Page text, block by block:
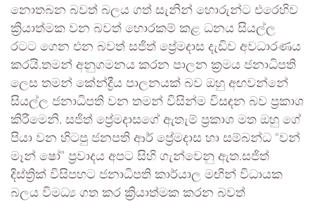
නොතබන බවත් බලය ගත් සැනින් හොරුන්ට එරෙහිව
ක්‍රියාත්මක වන බවත් හොරකම් කළ ධනය සියල්ල
රටට ගෙන එන බවත් සජිත් ප්‍රේමදාස දැඩිව අවධාරණය
කරයි.තමන් අනුගමනය කරන පාලන ක්‍රමය ජනාධිපති
ලෙස තමන් කේන්ද්‍රීය පාලනයක් බව ඔහු අඟවන්නේ
සියල්ල ජනාධිපති වන තමන් විසින්ම විසඳන බව ප්‍රකාශ
කිරීමෙනි. සජිත් ප්‍රේමදාසගේ ඇතැම් ප්‍රකාශ මත ඔහු ගේ
පියා වන හිටපු ජනපති ආර් ප්‍රේමදාස හා සම්බන්ධ “වන්
මෑන් ෂෝ” ප්‍රවාදය අපට සිහි ගැන්වෙනු ඇත.සජිත්
දිස්ත්‍රික් විසිපහට ජනාධිපති කාර්යාල මඟින් විධායක
බලය විමධ්‍ය ගත කර ක්‍රියාත්මක කරන බවත්